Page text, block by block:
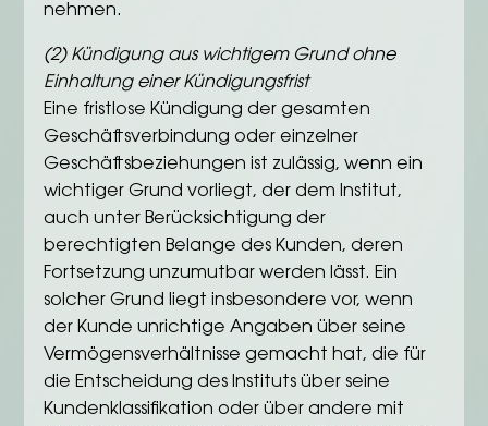
nehmen.
(2) Kündigung aus wichtigem Grund ohne
Einhaltung einer Kündigungsfrist
Eine fristlose Kündigung der gesamten
Geschäftsverbindung oder einzelner
Geschäftsbeziehungen ist zulässig, wenn ein
wichtiger Grund vorliegt, der dem Institut,
auch unter Berücksichtigung der
berechtigten Belange des Kunden, deren
Fortsetzung unzumutbar werden lässt. Ein
solcher Grund liegt insbesondere vor, wenn
der Kunde unrichtige Angaben über seine
Vermögensverhältnisse gemacht hat, die für
die Entscheidung des Instituts über seine
Kundenklassifikation oder über andere mit